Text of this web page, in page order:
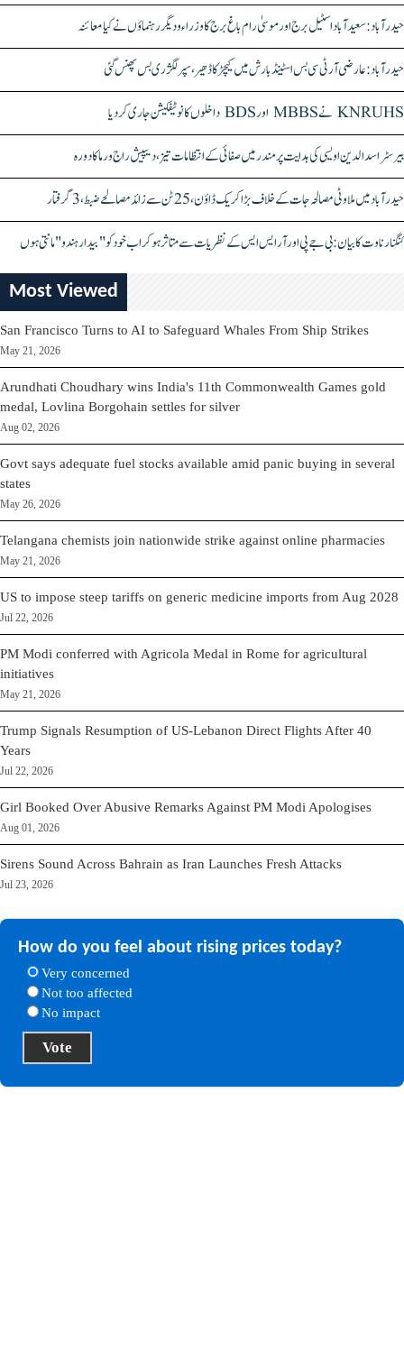
حیدرآباد: سعیدآباد اسٹیل برج اور موسیٰ رام باغ برج کا وزراء و دیگر رہنماؤں نے کیا معائنہ
حیدرآباد: عارضی آر ٹی سی بس اسٹینڈ بارش میں کیچڑ کا ڈھیر، سپر لگژری بس پھنس گئی
KNRUHS نے MBBS اور BDS داخلوں کا نوٹیفکیشن جاری کر دیا
بیرسٹر اسدالدین اویسی کی ہدایت پر مندر میں صفائی کے انتظامات تیز، دیپیش راج ورما کا دورہ
حیدرآباد میں ملاوٹی مصالحہ جات کے خلاف بڑا کریک ڈاؤن، 25 ٹن سے زائد مصالحے ضبط، 3 گرفتار
کنگنا رناوت کا بیان: بی جے پی اور آر ایس ایس کے نظریات سے متاثر ہو کر اب خود کو "بیدار ہندو" مانتی ہوں
Most Viewed
San Francisco Turns to AI to Safeguard Whales From Ship Strikes
May 21, 2026
Arundhati Choudhary wins India's 11th Commonwealth Games gold
medal, Lovlina Borgohain settles for silver
Aug 02, 2026
Govt says adequate fuel stocks available amid panic buying in several
states
May 26, 2026
Telangana chemists join nationwide strike against online pharmacies
May 21, 2026
US to impose steep tariffs on generic medicine imports from Aug 2028
Jul 22, 2026
PM Modi conferred with Agricola Medal in Rome for agricultural
initiatives
May 21, 2026
Trump Signals Resumption of US-Lebanon Direct Flights After 40
Years
Jul 22, 2026
Girl Booked Over Abusive Remarks Against PM Modi Apologises
Aug 01, 2026
Sirens Sound Across Bahrain as Iran Launches Fresh Attacks
Jul 23, 2026
How do you feel about rising prices today?
Very concerned
Not too affected
No impact